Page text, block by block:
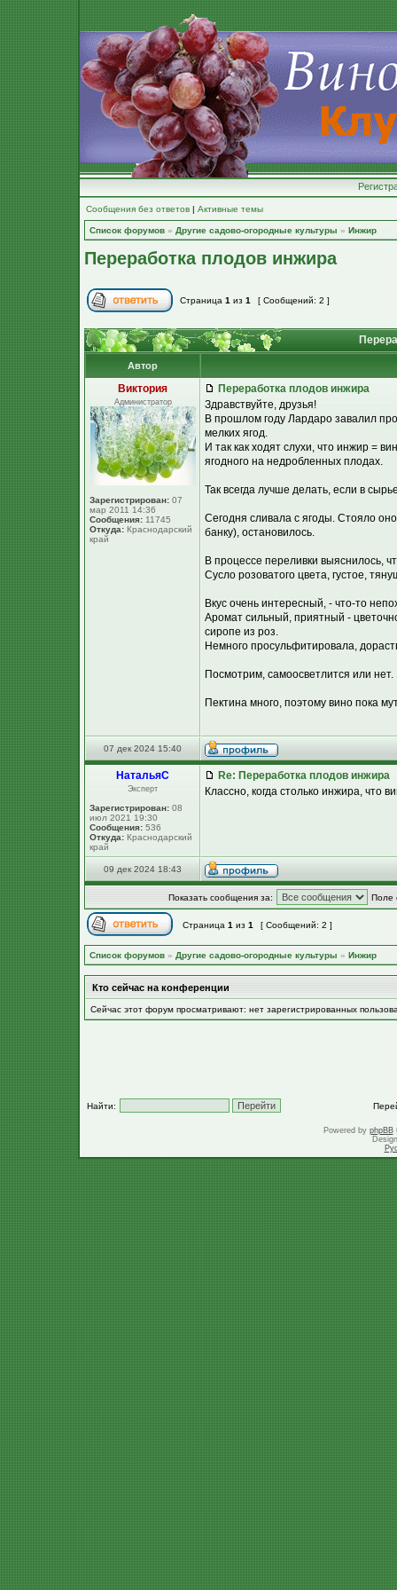
Сообщения без ответов | Активные темы
Список форумов » Другие садово-огородные культуры » Инжир
Переработка плодов инжира
Страница 1 из 1 [ Сообщений: 2 ]
Автор
Виктория
Администратор
Зарегистрирован: 07
мар 2011 14:36
Сообщения: 11745
Откуда: Краснодарский
край
Переработка плодов инжира
Здравствуйте, друзья!
В прошлом году Лардаро завалил
мелких ягод.
И так как ходят слухи, что инжир =
ягодного на недробленных плодах.
Так всегда лучше делать, если в
Сегодня сливала с ягоды. Стояло
банку), остановилось.
В процессе переливки выяснилось,
Сусло розоватого цвета, густое,
Вкус очень интересный, - что-то
Аромат сильный, приятный -
сиропе из роз.
Немного просульфитировала,
Посмотрим, самоосветлится или нет.
Пектина много, поэтому вино пока
07 дек 2024 15:40
НатальяС
Эксперт
Зарегистрирован: 08
июл 2021 19:30
Сообщения: 536
Откуда: Краснодарский
край
Re: Переработка плодов инжира
Классно, когда столько инжира, что
09 дек 2024 18:43
Показать сообщения за: Поле
Страница 1 из 1 [ Сообщений: 2 ]
Список форумов » Другие садово-огородные культуры » Инжир
Кто сейчас на конференции
Сейчас этот форум просматривают: нет зарегистрированных
Найти:
Powered by phpBB